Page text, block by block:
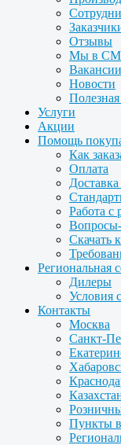
Отзывы
Мы в
Вакансии
Новости
Услуги
Акции
Помощь
Как
Оплата
Работа с
Скачать
Региональная
Дилеры
Условия
Контакты
Москва
Санкт-
Пункты